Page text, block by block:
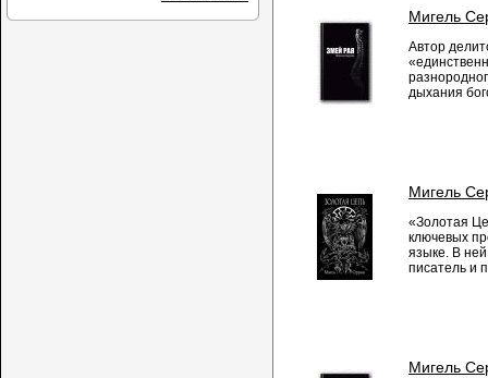
Мигель
Автор
дыхания
Мигель
«Золотая
ключевых
языке. В
писатель и
Мигель